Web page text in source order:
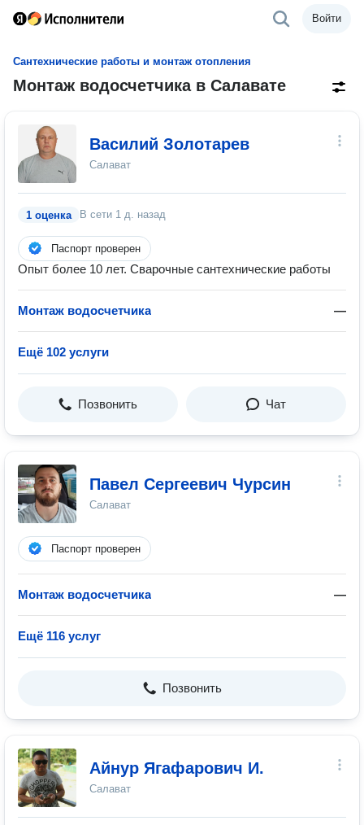
Войти
Сантехнические работы и монтаж отопления
Монтаж водосчетчика в Салавате
Василий Золотарев
Салават
1 оценка В сети 1 д. назад
Паспорт проверен
Опыт более 10 лет. Сварочные сантехнические работы
Монтаж водосчетчика —
Ещё 102 услуги
Позвонить Чат
Павел Сергеевич Чурсин
Салават
Паспорт проверен
Монтаж водосчетчика —
Ещё 116 услуг
Позвонить
Айнур Ягафарович И.
Салават